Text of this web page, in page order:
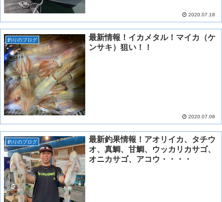
2020.07.18
釣りのブログ
最新情報！イカメタル！マイカ（ケ
ンサキ）狙い！！
2020.07.08
釣りのブログ
最新釣果情報！アオリイカ、タチウ
オ、真鯛、甘鯛、ウッカリカサゴ、
オニカサゴ、アコウ・・・・